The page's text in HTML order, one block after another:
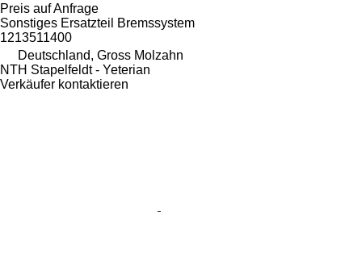
Preis auf Anfrage
Sonstiges Ersatzteil Bremssystem
1213511400
Deutschland, Gross Molzahn
NTH Stapelfeldt - Yeterian
Verkäufer kontaktieren